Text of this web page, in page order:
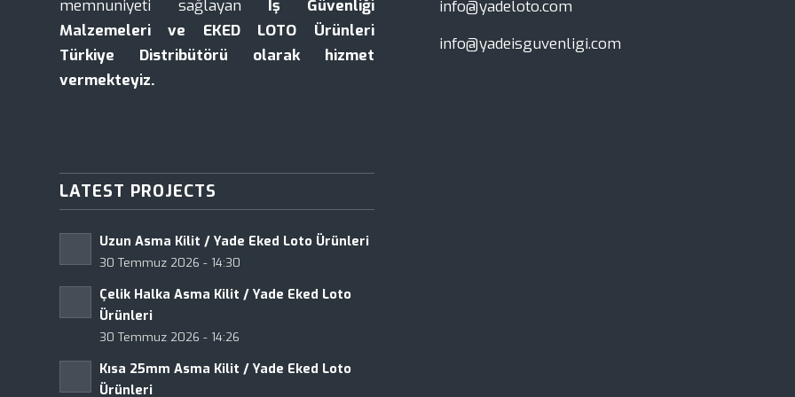
memnuniyeti sağlayan İş Güvenliği
Malzemeleri ve EKED LOTO Ürünleri
Türkiye Distribütörü olarak hizmet
vermekteyiz.
LATEST PROJECTS
Uzun Asma Kilit / Yade Eked Loto Ürünleri
30 Temmuz 2026 - 14:30
Çelik Halka Asma Kilit / Yade Eked Loto
Ürünleri
30 Temmuz 2026 - 14:26
Kısa 25mm Asma Kilit / Yade Eked Loto
Ürünleri
info@yadeloto.com
info@yadeisguvenligi.com